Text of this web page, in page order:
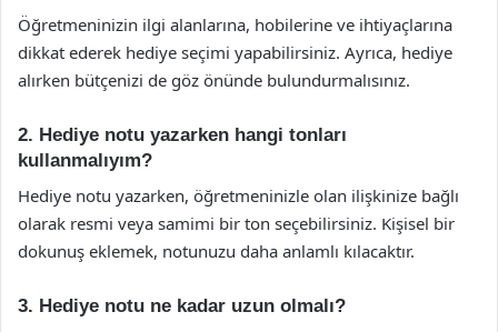
Öğretmeninizin ilgi alanlarına, hobilerine ve ihtiyaçlarına
dikkat ederek hediye seçimi yapabilirsiniz. Ayrıca, hediye
alırken bütçenizi de göz önünde bulundurmalısınız.
2. Hediye notu yazarken hangi tonları
kullanmalıyım?
Hediye notu yazarken, öğretmeninizle olan ilişkinize bağlı
olarak resmi veya samimi bir ton seçebilirsiniz. Kişisel bir
dokunuş eklemek, notunuzu daha anlamlı kılacaktır.
3. Hediye notu ne kadar uzun olmalı?